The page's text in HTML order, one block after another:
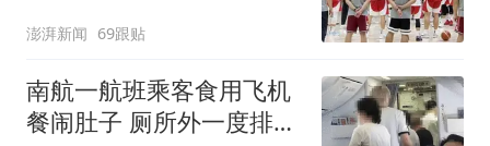
澎湃新闻 69跟贴
南航一航班乘客食用飞机
餐闹肚子 厕所外一度排长